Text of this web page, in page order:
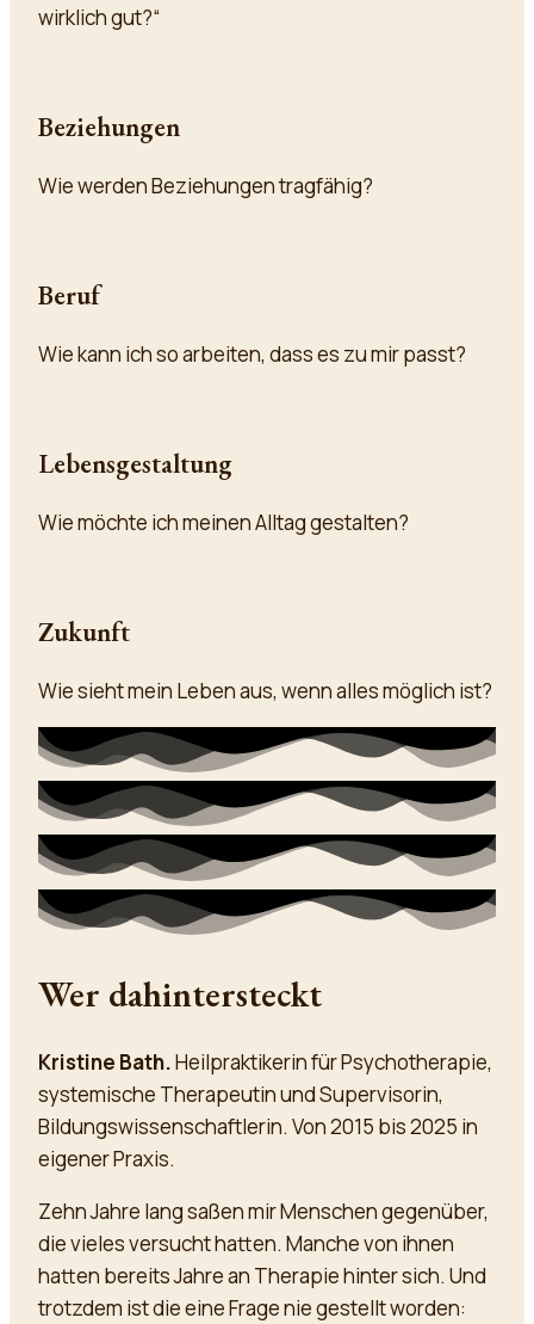
wirklich gut?“
Beziehungen
Wie werden Beziehungen tragfähig?
Beruf
Wie kann ich so arbeiten, dass es zu mir passt?
Lebensgestaltung
Wie möchte ich meinen Alltag gestalten?
Zukunft
Wie sieht mein Leben aus, wenn alles möglich ist?
Wer dahintersteckt
Kristine Bath.Heilpraktikerin für Psychotherapie,
systemische Therapeutin und Supervisorin,
Bildungswissenschaftlerin. Von 2015 bis 2025 in
eigener Praxis.
Zehn Jahre lang saßen mir Menschen gegenüber,
die vieles versucht hatten. Manche von ihnen
hatten bereits Jahre an Therapie hinter sich. Und
trotzdem ist die eine Frage nie gestellt worden: